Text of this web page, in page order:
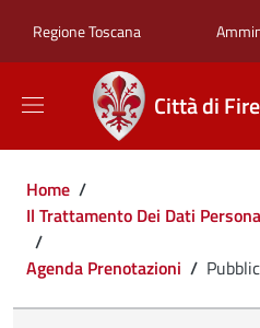
Regione Toscana
Città di
Briciole di pane
Home /
Il Trattamento Dei Dati
/
Agenda Prenotazioni /